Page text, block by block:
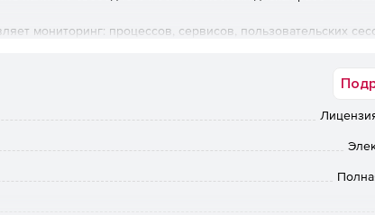
мониторинг: процессов, сервисов, пользовательских